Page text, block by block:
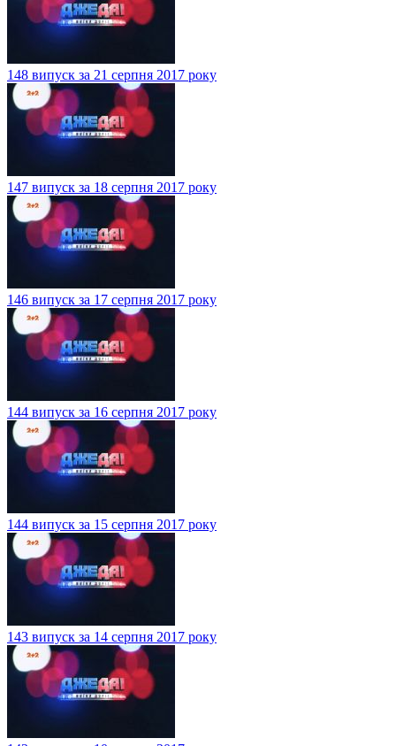
148 випуск за 21 серпня 2017 року
147 випуск за 18 серпня 2017 року
146 випуск за 17 серпня 2017 року
144 випуск за 16 серпня 2017 року
144 випуск за 15 серпня 2017 року
143 випуск за 14 серпня 2017 року